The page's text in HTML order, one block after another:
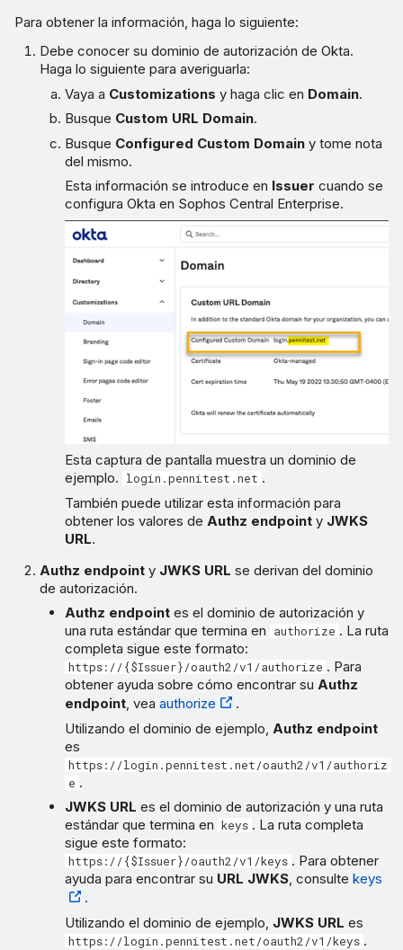
Para obtener la información, haga lo siguiente:
Debe conocer su dominio de autorización de Okta.
Haga lo siguiente para averiguarla:
Vaya a Customizations y haga clic en Domain.
Busque Custom URL Domain.
Busque Configured Custom Domain y tome nota
del mismo.
Esta información se introduce en Issuer cuando se
configura Okta en Sophos Central Enterprise.
Esta captura de pantalla muestra un dominio de
ejemplo.
login.pennitest.net .
También puede utilizar esta información para
obtener los valores deAuthz endpoint y JWKS
URL.
Authz endpoint y JWKS URL se derivan del dominio
de autorización.
Authz endpoint es el dominio de autorización y
una ruta estándar que termina en
authorize . La ruta
completa sigue este formato:
https://{$Issuer}/oauth2/v1/authorize . Para
obtener ayuda sobre cómo encontrar suAuthz
endpoint, veaauthorize
.
Utilizando el dominio de ejemplo,Authz endpoint
es
https://login.pennitest.net/oauth2/v1/authoriz
e .
JWKS URL es el dominio de autorización y una ruta
estándar que termina en keys . La ruta completa
sigue este formato:
https://{$Issuer}/oauth2/v1/keys . Para obtener
ayuda para encontrar su URL JWKS, consultekeys
.
Utilizando el dominio de ejemplo, JWKS URL es
https://login.pennitest.net/oauth2/v1/keys .